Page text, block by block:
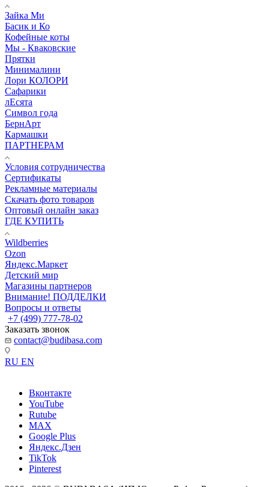
Зайка Ми
Басик и Ко
Кофейные коты
Мы - Кваковские
Прятки
Минималини
Лори КОЛОРИ
Сафарики
лЕсята
Символ года
БернАрт
Кармашки
ПАРТНЕРАМ
Условия сотрудничества
Сертификаты
Рекламные материалы
Скачать фото товаров
Оптовый онлайн заказ
ГДЕ КУПИТЬ
Wildberries
Ozon
Яндекс.Маркет
Детский мир
Магазины партнеров
Внимание! ПОДДЕЛКИ
Вопросы и ответы
+7 (499) 777-78-02
Заказать звонок
contact@budibasa.com
RU EN
Вконтакте
YouTube
Rutube
MAX
Google Plus
Яндекс.Дзен
TikTok
Pinterest